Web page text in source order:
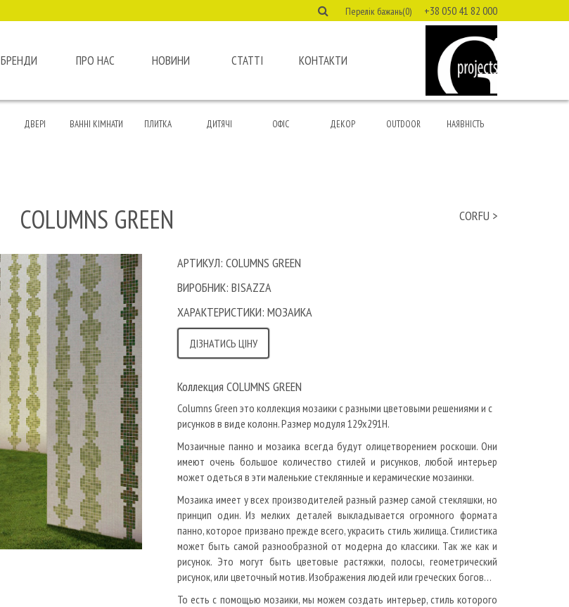
Перелік бажань(0) +38 050 41 82 000
БРЕНДИ ПРО НАС НОВИНИ СТАТТІ КОНТАКТИ
ДВЕРІ ВАННІ КІМНАТИ ПЛИТКА ДИТЯЧІ ОФІС ДЕКОР OUTDOOR НАЯВНІСТЬ
COLUMNS GREEN CORFU >
АРТИКУЛ: COLUMNS GREEN
ВИРОБНИК: BISAZZA
ХАРАКТЕРИСТИКИ: МОЗАИКА
ДІЗНАТИСЬ ЦІНУ
Коллекция COLUMNS GREEN
Columns Green это коллекция мозаики с разными цветовыми решениями и с
рисунков в виде колонн. Размер модуля 129x291H.
Мозаичные панно и мозаика всегда будут олицетворением роскоши. Они
имеют очень большое количество стилей и рисунков, любой интерьер
может одеться в эти маленькие стеклянные и керамические мозаинки.
Мозаика имеет у всех производителей разный размер самой стекляшки, но
принцип один. Из мелких деталей выкладывается огромного формата
панно, которое призвано прежде всего, украсить стиль жилища. Стилистика
может быть самой разнообразной от модерна до классики. Так же как и
рисунок. Это могут быть цветовые растяжки, полосы, геометрический
рисунок, или цветочный мотив. Изображения людей или греческих богов…
То есть с помощью мозаики, мы можем создать интерьер, стиль которого